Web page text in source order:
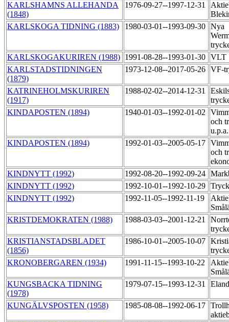
KARLSHAMNS ALLEHANDA
(1848)
1976-09-27--1997-12-31
KARLSKOGA TIDNING (1883)
1980-03-01--1993-09-30 Nya
KARLSKOGAKURIREN (1988) 1991-08-28--1993-01-30 VLT
KARLSTADSTIDNINGEN
(1879)
1973-12-08--2017-05-26 VF-
KATRINEHOLMSKURIREN
(1917)
1988-02-02--2014-12-31
KINDAPOSTEN (1894)
1940-01-03--1992-01-02
och
KINDAPOSTEN (1894)
1992-01-03--2005-05-17
och
KINDNYTT (1992)
1992-08-20--1992-09-24
KINDNYTT (1992)
1992-10-01--1992-10-29
KINDNYTT (1992)
1992-11-05--1992-11-19
KRISTDEMOKRATEN (1988)
1988-03-03--2001-12-21
KRISTIANSTADSBLADET
(1856)
1986-10-01--2005-10-07
KRONOBERGAREN (1934)
1991-11-15--1993-10-22
KUNGSBACKA TIDNING
(1978)
1979-07-15--1993-12-31
KUNGÄLVSPOSTEN (1958) 1985-08-08--1992-06-17